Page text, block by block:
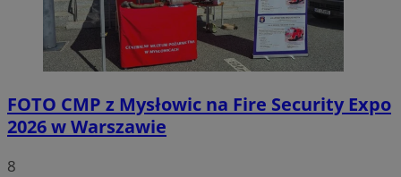
FOTO CMP z Mysłowic na Fire Security Expo
2026 w Warszawie
8